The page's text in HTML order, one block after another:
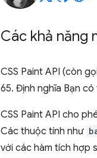
Các khả năng
CSS Paint API (còn
65. Định nghĩa Bạn
CSS Paint API cho
Các thuộc tính như
với các hàm tích hợp